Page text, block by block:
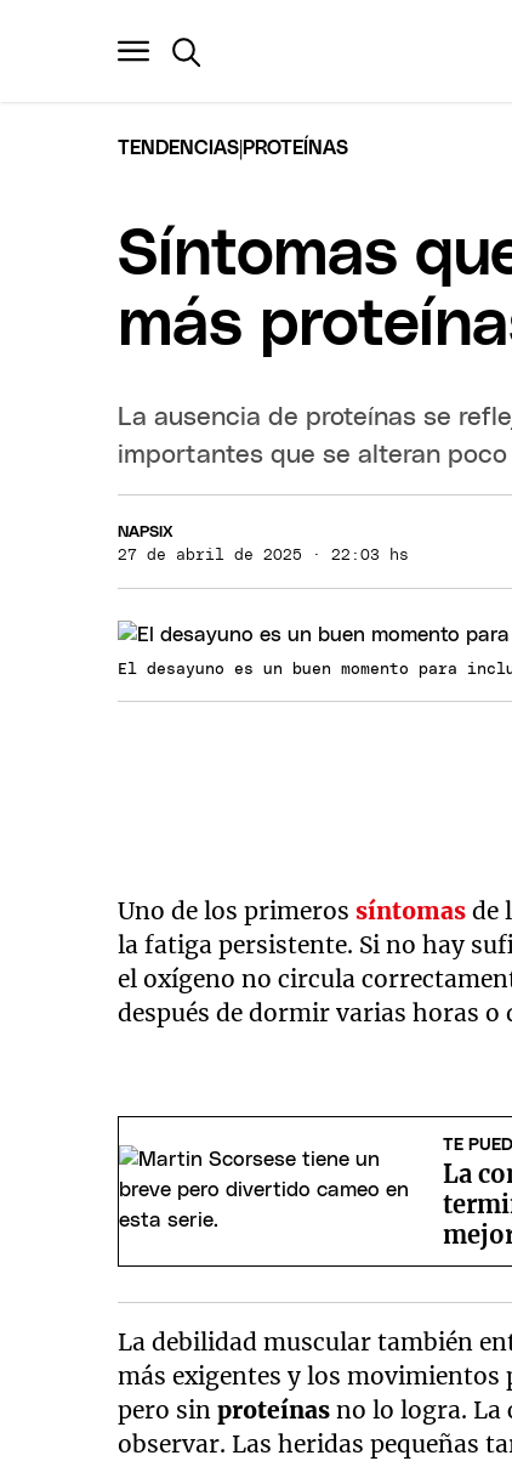
TENDENCIAS PROTEÍNAS
Síntomas
más
La ausencia de proteínas se
importantes que se alteran poco
NAPSIX
27 de abril de 2025 · 22:03 hs
El desayuno es un buen momento para
Uno de los primerossíntomasde
la fatiga persistente. Si no hay
el oxígeno no circula
después de dormir varias horas o
TE
La
La debilidad muscular también
más exigentes y los
pero sinproteínasno lo logra. La
observar. Las heridas pequeñas